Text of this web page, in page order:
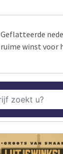
Geflatteerde
ruime winst voor